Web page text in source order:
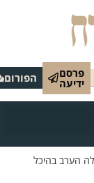
הפורום
בהיכל